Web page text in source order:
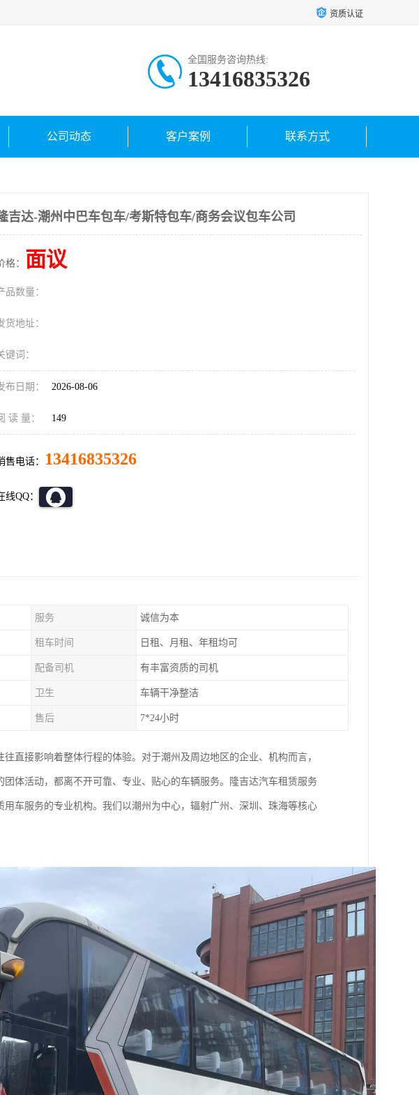
资质认证
全国服务咨询热线:
13416835326
公司动态 客户案例 联系方式
吉达-潮州中巴车包车/考斯特包车/商务会议包车公司
格： 面议
品数量：
货地址：
键词：
布日期： 2026-08-06
读 量： 149
售电话： 13416835326
线QQ：
服务 诚信为本
租车时间 日租、月租、年租均可
配备司机 有丰富资质的司机
卫生 车辆干净整洁
售后 7*24小时
直接影响着整体行程的体验。对于潮州及周边地区的企业、机构而言，
体活动，都离不开可靠、专业、贴心的车辆服务。隆吉达汽车租赁服务
车服务的专业机构。我们以潮州为中心，辐射广州、深圳、珠海等核心